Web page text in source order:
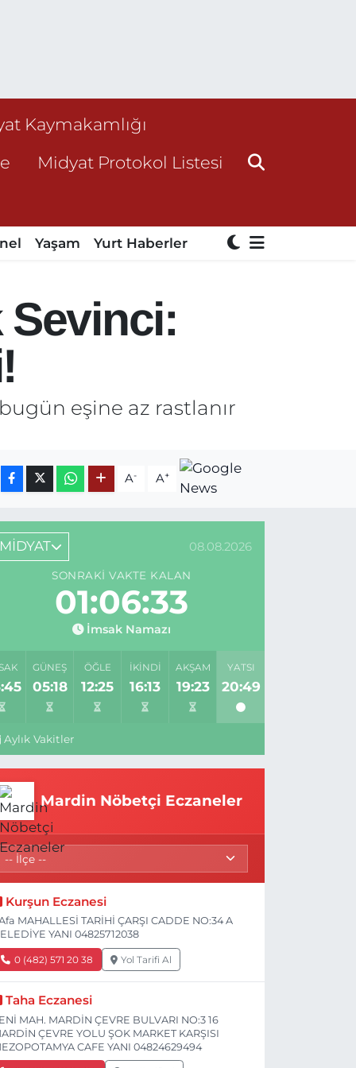
Kaymakamlığı
Midyat Protokol Listesi
Yaşam Yurt Haberler
Sevinci:
eşine az rastlanır
A- A+
MİDYAT 08.08.2026
SONRAKI VAKTE KALAN
01:06:33
İmsak Namazı
GÜNEŞ
05:18
ÖĞLE
12:25
İKINDI
16:13
AKŞAM
19:23
YATSI
20:49
Aylık Vakitler
Mardin Nöbetçi Eczaneler
Kurşun Eczanesi
MAHALLESİ TARİHİ ÇARŞI CADDE NO:34 A
YANI 04825712038
0 (482) 571 20 38 Yol Tarifi Al
Taha Eczanesi
MAH. MARDİN ÇEVRE BULVARI NO:3 16
ÇEVRE YOLU ŞOK MARKET KARŞISI
CAFE YANI 04824629494